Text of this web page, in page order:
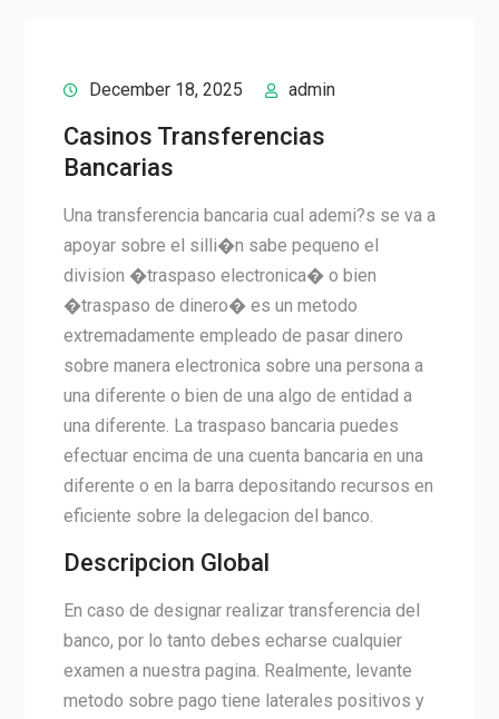
December 18, 2025 admin
Casinos Transferencias
Bancarias
Una transferencia bancaria cual ademi?s se va a
apoyar sobre el silli�n sabe pequeno el
division �traspaso electronica� o bien
�traspaso de dinero� es un metodo
extremadamente empleado de pasar dinero
sobre manera electronica sobre una persona a
una diferente o bien de una algo de entidad a
una diferente. La traspaso bancaria puedes
efectuar encima de una cuenta bancaria en una
diferente o en la barra depositando recursos en
eficiente sobre la delegacion del banco.
Descripcion Global
En caso de designar realizar transferencia del
banco, por lo tanto debes echarse cualquier
examen a nuestra pagina. Realmente, levante
metodo sobre pago tiene laterales positivos y